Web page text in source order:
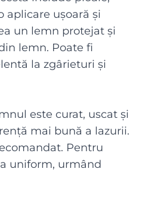
aplicare ușoară și
un lemn protejat și
lemn. Poate fi
la zgârieturi și
este curat, uscat și
mai bună a lazurii.
Pentru
uniform, urmând